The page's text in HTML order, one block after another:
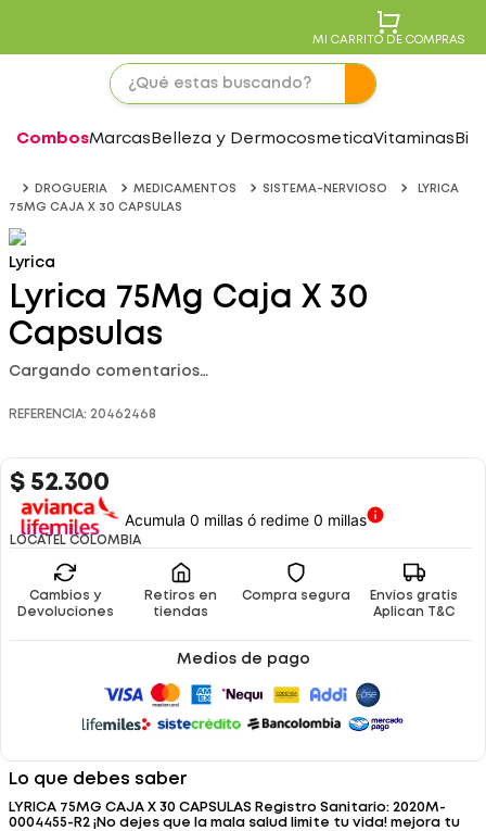
MI CARRITO DE COMPRAS
CombosMarcas Belleza y DermocosmeticaVitaminas
DROGUERIA MEDICAMENTOS SISTEMA-NERVIOSO
LYRICA
75MG CAJA X 30 CAPSULAS
Lyrica
Lyrica 75Mg Caja X 30
Capsulas
Cargando comentarios…
REFERENCIA: 20462468
$ 52.300
Acumula 0 millas ó redime 0 millas
LOCATEL COLOMBIA
Cambios y
Devoluciones
Retiros en
tiendas
Compra segura
Envíos gratis
Aplican T&C
Medios de pago
Lo que debes saber
LYRICA 75MG CAJA X 30 CAPSULAS Registro Sanitario: 2020M-
0004455-R2 ¡No dejes que la mala salud limite tu vida! mejora tu